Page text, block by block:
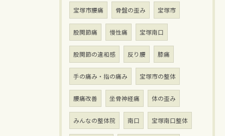
宝塚市腰痛 骨盤の歪み 宝塚市
股関節痛 慢性痛 宝塚南口
股関節の違和感 反り腰 膝痛
手の痛み・指の痛み 宝塚市の整体
腰痛改善 坐骨神経痛 体の歪み
みんなの整体院 南口 宝塚南口整体